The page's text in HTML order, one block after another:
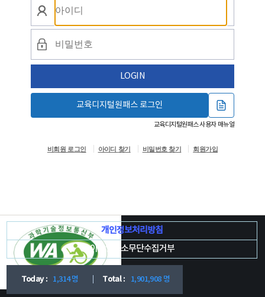
LOGIN
교육디지털원패스 로그인
교육디지털원패스 사용자 매뉴얼
비회원 로그인 아이디 찾기 비밀번호 찾기 회원가입
개인정보처리방침
이메일주소무단수집거부
Today : 1,314 명 Total : 1,901,908 명